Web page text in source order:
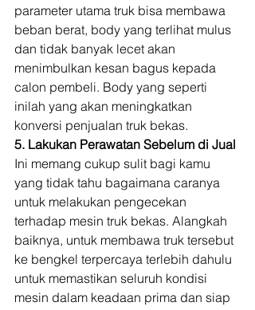
parameter utama truk bisa membawa
beban berat, body yang terlihat mulus
dan tidak banyak lecet akan
menimbulkan kesan bagus kepada
calon pembeli. Body yang seperti
inilah yang akan meningkatkan
konversi penjualan truk bekas.
5. Lakukan Perawatan Sebelum di Jual
Ini memang cukup sulit bagi kamu
yang tidak tahu bagaimana caranya
untuk melakukan pengecekan
terhadap mesin truk bekas. Alangkah
baiknya, untuk membawa truk tersebut
ke bengkel terpercaya terlebih dahulu
untuk memastikan seluruh kondisi
mesin dalam keadaan prima dan siap